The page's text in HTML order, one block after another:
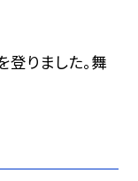
登りました。舞